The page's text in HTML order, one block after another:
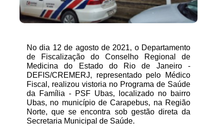
No dia 12 de agosto de 2021, o Departamento
de Fiscalização do Conselho Regional de
Medicina do Estado do Rio de Janeiro -
DEFIS/CREMERJ, representado pelo Médico
Fiscal, realizou vistoria no Programa de Saúde
da Família - PSF Ubas, localizado no bairro
Ubas, no município de Carapebus, na Região
Norte, que se encontra sob gestão direta da
Secretaria Municipal de Saúde.